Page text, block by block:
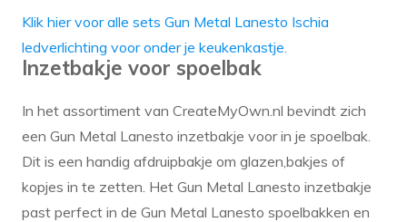
Klik hier voor alle sets Gun Metal Lanesto Ischia
ledverlichting voor onder je keukenkastje.
Inzetbakje voor spoelbak
In het assortiment van CreateMyOwn.nl bevindt zich
een Gun Metal Lanesto inzetbakje voor in je spoelbak.
Dit is een handig afdruipbakje om glazen,bakjes of
kopjes in te zetten. Het Gun Metal Lanesto inzetbakje
past perfect in de Gun Metal Lanesto spoelbakken en